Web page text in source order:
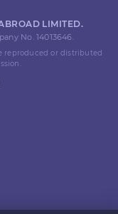
LIMITED.
No. 14013646.
reproduced or distributed